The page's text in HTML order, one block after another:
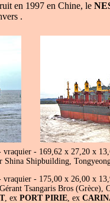
en 1997 en Chine, le
.
vraquier - 169,62 x 27,20 x
Shina Shipbuilding,
vraquier - 175,00 x 26,00 x
Tsangaris Bros
, ex PORT PIRIE, ex